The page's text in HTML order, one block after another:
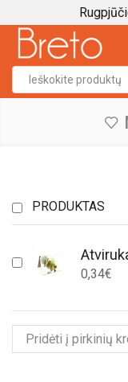
PRODUKTAS
0,34€